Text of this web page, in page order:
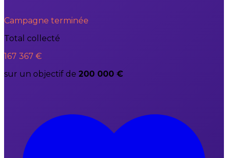
Campagne terminée
Total collecté
167 367 €
sur un objectif de 200 000 €